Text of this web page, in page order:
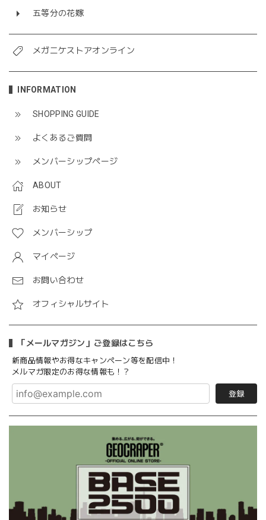
五等分の花嫁
メガニケストアオンライン
INFORMATION
SHOPPING GUIDE
よくあるご質問
メンバーシップページ
ABOUT
お知らせ
メンバーシップ
マイページ
お問い合わせ
オフィシャルサイト
「メールマガジン」ご登録はこちら
新商品情報やお得なキャンペーン等を配信中！
メルマガ限定のお得な情報も！？
登録